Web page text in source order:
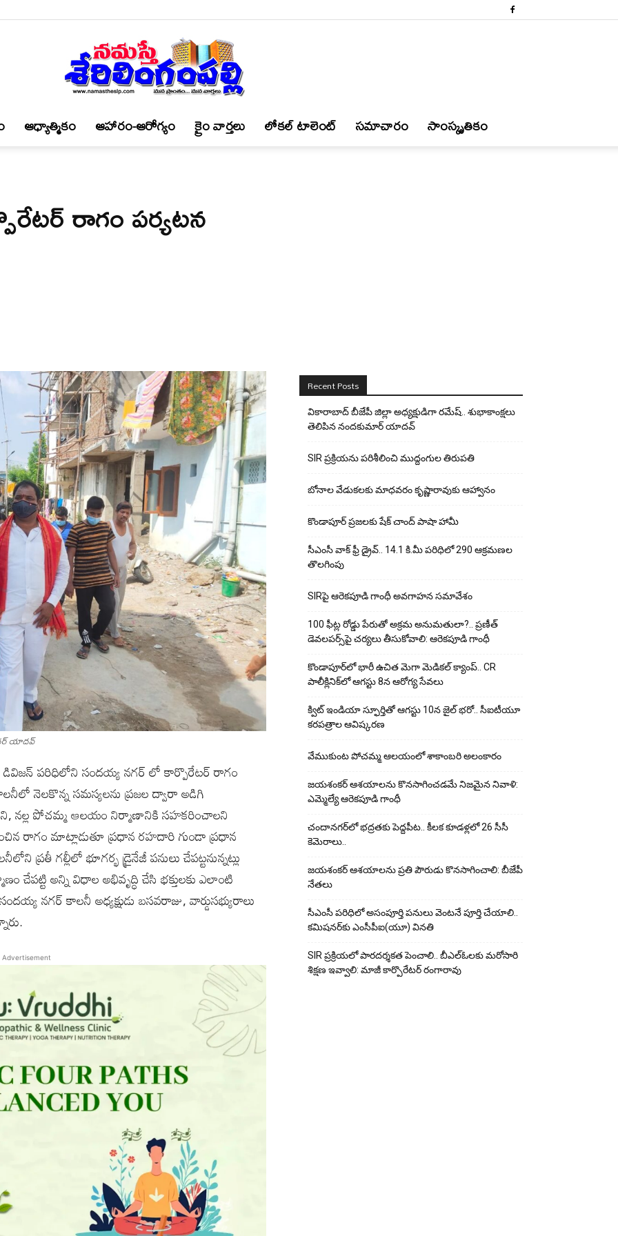
శేరిలింగంపల్లి
ఆధ్యాత్మికం ఆహారం-ఆరోగ్యం క్రైం వార్త‌లు లోకల్ టాలెంట్ స‌మాచారం సాంస్కృతికం
రాగం పర్యటన
యాదవ్
డివిజన్ పరిధిలోని సందయ్య నగర్ లో కార్పొరేటర్ రాగం
నెలకొన్న సమస్యలను ప్రజల ద్వారా అడిగి
నల్ల పోచమ్మ ఆలయం నిర్మాణానికి సహకరించాలని
రాగం మాట్లాడుతూ ప్రధాన రహదారి గుండా‌ ప్రధాన
గల్లీలో భూగర్భ డ్రైనేజీ పనులు చేపట్టనున్నట్లు
చేపట్టి అన్ని విధాల అభివృద్ధి చేసి‌ భక్తులకు ఎలాంటి
నగర్ కాలనీ అధ్యక్షుడు బసవరాజు, వార్డుసభ్యురాలు
Advertisement
Recent Posts
వికారాబాద్ బీజేపీ జిల్లా అధ్యక్షుడిగా రమేష్‌.. శుభాకాంక్షలు
తెలిపిన నందకుమార్ యాదవ్
SIR ప్రక్రియను పరిశీలించి ముద్దంగుల తిరుపతి
బోనాల వేడుకలకు మాధవరం కృష్ణారావుకు ఆహ్వానం
కొండాపూర్ ప్రజలకు షేక్ చాంద్ పాషా హామీ
సీఎంసీ వాక్ ఫ్రీ డ్రైవ్.. 14.1 కి.మీ పరిధిలో 290 ఆక్రమణల
తొలగింపు
SIRపై ఆరెకపూడి గాంధీ అవగాహన సమావేశం
100 ఫీట్ల రోడ్డు పేరుతో అక్రమ అనుమతులా?.. ప్రణీత్
డెవలపర్స్‌పై చర్యలు తీసుకోవాలి: ఆరెకపూడి గాంధీ
కొండాపూర్‌లో భారీ ఉచిత మెగా మెడికల్ క్యాంప్.. CR
పాలీక్లినిక్‌లో ఆగస్టు 8న ఆరోగ్య సేవలు
క్విట్ ఇండియా స్ఫూర్తితో ఆగస్టు 10న జైల్ భరో.. సీఐటీయూ
కరపత్రాల ఆవిష్కరణ
వేముకుంట పోచమ్మ ఆలయంలో శాకాంబరి అలంకారం
జయశంకర్ ఆశయాలను కొనసాగించడమే నిజమైన నివాళి:
ఎమ్మెల్యే ఆరెక‌పూడి గాంధీ
చందానగర్‌లో భద్రతకు పెద్దపీట.. కీలక కూడళ్లలో 26 సీసీ
కెమెరాలు..
జయశంకర్ ఆశయాలను ప్రతి పౌరుడు కొనసాగించాలి: బీజేపీ
నేతలు
సీఎంసీ పరిధిలో అసంపూర్తి పనులు వెంటనే పూర్తి చేయాలి..
కమిషనర్‌కు ఎంసీపీఐ(యూ) వినతి
SIR ప్రక్రియలో పారదర్శకత పెంచాలి.. బీఎల్ఓలకు మరోసారి
శిక్షణ ఇవ్వాలి: మాజీ కార్పొరేటర్ రంగారావు